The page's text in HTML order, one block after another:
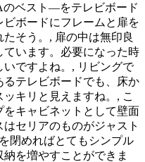
のベスト―をテレビボード
ボードにフレームと扉を
そう。, 扉の中は無印良
います。必要になった時
ですよね。, リビングで
テレビボードでも、床か
キリと見えますね。, こ
キャビネットとして壁面
セリアのものがジャスト
閉めればとてもシンプル
を増やすことができま